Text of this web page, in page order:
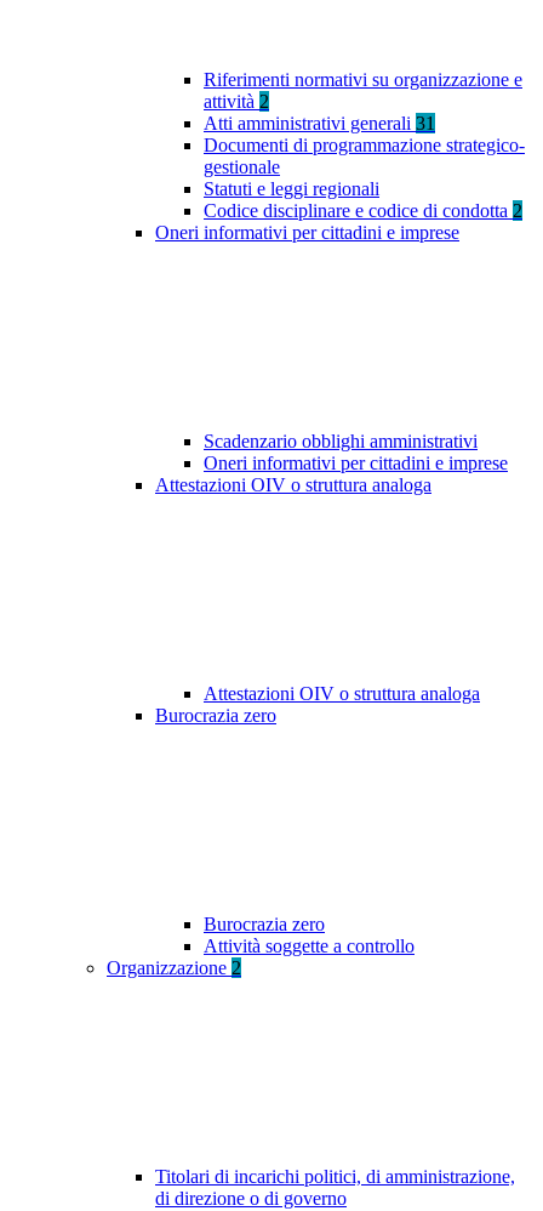
Riferimenti normativi su organizzazione e
attività 2
Atti amministrativi generali 31
Documenti di programmazione strategico-
gestionale
Statuti e leggi regionali
Codice disciplinare e codice di condotta 2
Oneri informativi per cittadini e imprese
Scadenzario obblighi amministrativi
Oneri informativi per cittadini e imprese
Attestazioni OIV o struttura analoga
Attestazioni OIV o struttura analoga
Burocrazia zero
Burocrazia zero
Attività soggette a controllo
Organizzazione 2
Titolari di incarichi politici, di amministrazione,
di direzione o di governo